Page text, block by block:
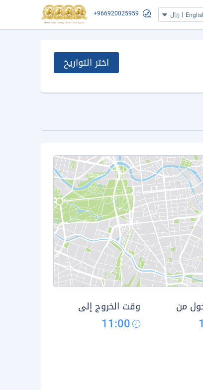
| ريال +966920025959
اختر التواريخ
من وقت الخروج إلى
11:00